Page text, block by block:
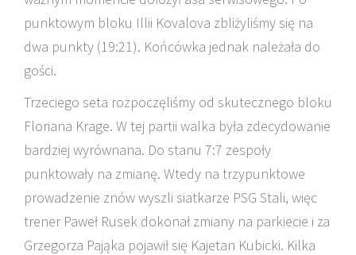
punktowym bloku Illii Kovalova zbliżyliśmy się na
dwa punkty (19:21). Końcówka jednak należała do
gości.
Trzeciego seta rozpoczęliśmy od skutecznego bloku
Floriana Krage. W tej partii walka była zdecydowanie
bardziej wyrównana. Do stanu 7:7 zespoły
punktowały na zmianę. Wtedy na trzypunktowe
prowadzenie znów wyszli siatkarze PSG Stali, więc
trener Paweł Rusek dokonał zmiany na parkiecie i za
Grzegorza Pająka pojawił się Kajetan Kubicki. Kilka